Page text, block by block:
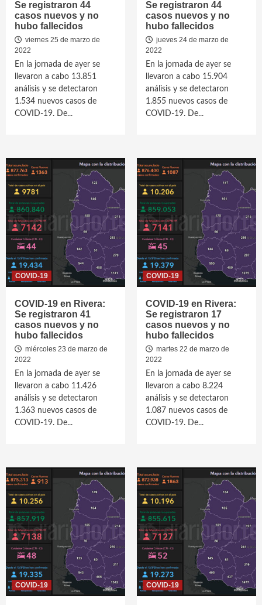
Se registraron 44
casos nuevos y no
hubo fallecidos
viernes 25 de marzo de
2022
En la jornada de ayer se
llevaron a cabo 13.851
análisis y se detectaron
1.534 nuevos casos de
COVID-19. De...
Se registraron 44
casos nuevos y no
hubo fallecidos
jueves 24 de marzo de
2022
En la jornada de ayer se
llevaron a cabo 15.904
análisis y se detectaron
1.855 nuevos casos de
COVID-19. De...
COVID-19
COVID-19 en Rivera:
Se registraron 41
casos nuevos y no
hubo fallecidos
miércoles 23 de marzo de
2022
En la jornada de ayer se
llevaron a cabo 11.426
análisis y se detectaron
1.363 nuevos casos de
COVID-19. De...
COVID-19
COVID-19 en Rivera:
Se registraron 17
casos nuevos y no
hubo fallecidos
martes 22 de marzo de
2022
En la jornada de ayer se
llevaron a cabo 8.224
análisis y se detectaron
1.087 nuevos casos de
COVID-19. De...
COVID-19 COVID-19